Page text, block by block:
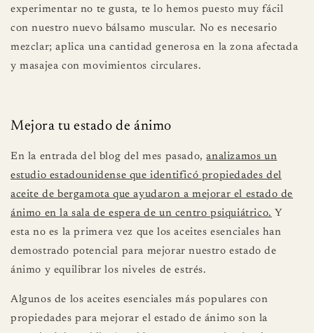
experimentar no te gusta, te lo hemos puesto muy fácil
con nuestro nuevo bálsamo muscular. No es necesario
mezclar; aplica una cantidad generosa en la zona afectada
y masajea con movimientos circulares.
Mejora tu estado de ánimo
En la entrada del blog del mes pasado,analizamos un
estudio estadounidense que identificó propiedades del
aceite de bergamota que ayudaron a mejorar el estado de
ánimo en la sala de espera de un centro psiquiátrico. Y
esta no es la primera vez que los aceites esenciales han
demostrado potencial para mejorar nuestro estado de
ánimo y equilibrar los niveles de estrés.
Algunos de los aceites esenciales más populares con
propiedades para mejorar el estado de ánimo son la